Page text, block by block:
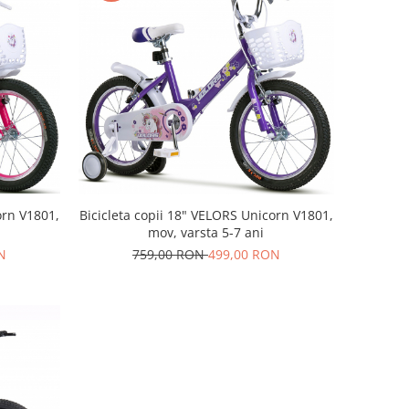
V1801,
Bicicleta copii 18" VELORS Unicorn V1801,
mov, varsta 5-7 ani
759,00 RON499,00 RON